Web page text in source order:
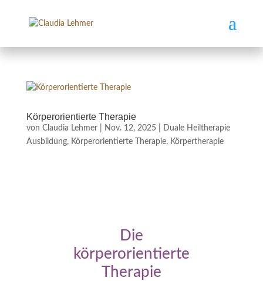
Körperorientierte Therapie
von Claudia Lehmer| Nov. 12, 2025|
Duale Heiltherapie
Ausbildung, Körperorientierte Therapie, Körpertherapie
Die
körperorientierte
Therapie